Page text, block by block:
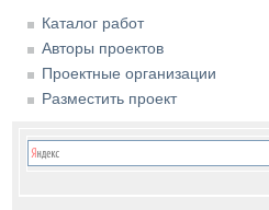
Каталог работ
Авторы проектов
Проектные организации
Разместить проект